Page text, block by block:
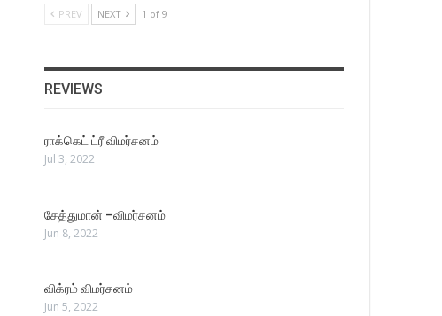
PREV NEXT 1 of 9
REVIEWS
ராக்கெட் ட்ரீ விமர்சனம்
Jul 3, 2022
சேத்துமான் –விமர்சனம்
Jun 8, 2022
விக்ரம் விமர்சனம்
Jun 5, 2022